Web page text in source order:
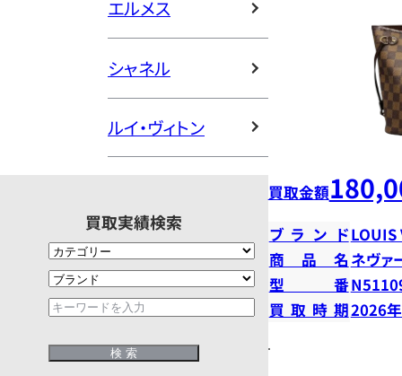
エルメス
シャネル
ルイ・ヴィトン
買取実績検索
買取金額
ブランドLOUIS
商品名 ネヴァ
型番
買取時期2026